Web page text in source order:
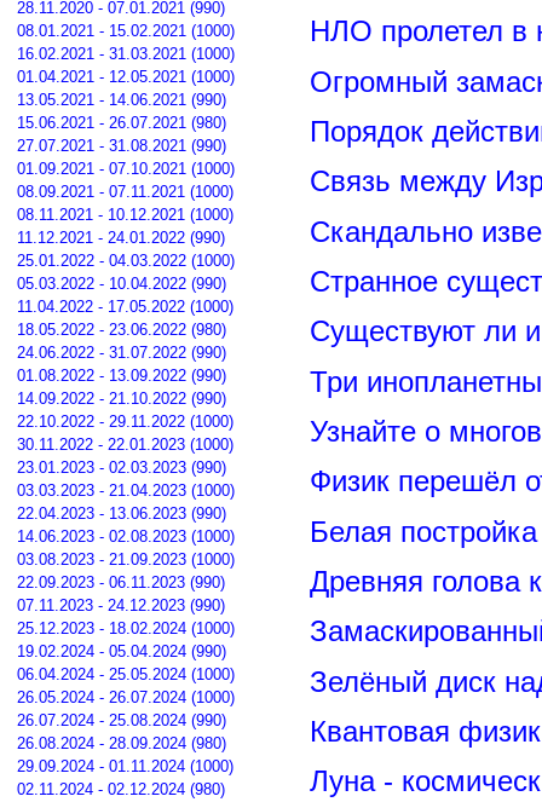
28.11.2020 - 07.01.2021 (990)
08.01.2021 - 15.02.2021 (1000)
16.02.2021 - 31.03.2021 (1000)
01.04.2021 - 12.05.2021 (1000)
13.05.2021 - 14.06.2021 (990)
15.06.2021 - 26.07.2021 (980)
27.07.2021 - 31.08.2021 (990)
01.09.2021 - 07.10.2021 (1000)
08.09.2021 - 07.11.2021 (1000)
08.11.2021 - 10.12.2021 (1000)
11.12.2021 - 24.01.2022 (990)
25.01.2022 - 04.03.2022 (1000)
05.03.2022 - 10.04.2022 (990)
11.04.2022 - 17.05.2022 (1000)
18.05.2022 - 23.06.2022 (980)
24.06.2022 - 31.07.2022 (990)
01.08.2022 - 13.09.2022 (990)
14.09.2022 - 21.10.2022 (990)
22.10.2022 - 29.11.2022 (1000)
30.11.2022 - 22.01.2023 (1000)
23.01.2023 - 02.03.2023 (990)
03.03.2023 - 21.04.2023 (1000)
22.04.2023 - 13.06.2023 (990)
14.06.2023 - 02.08.2023 (1000)
03.08.2023 - 21.09.2023 (1000)
22.09.2023 - 06.11.2023 (990)
07.11.2023 - 24.12.2023 (990)
25.12.2023 - 18.02.2024 (1000)
19.02.2024 - 05.04.2024 (990)
06.04.2024 - 25.05.2024 (1000)
26.05.2024 - 26.07.2024 (1000)
26.07.2024 - 25.08.2024 (990)
26.08.2024 - 28.09.2024 (980)
29.09.2024 - 01.11.2024 (1000)
02.11.2024 - 02.12.2024 (980)
НЛО пролетел в
Огромный
Порядок
Связь между
Скандально
Странное
Существуют ли
Три
Узнайте о
Физик перешёл
Белая
Древняя голова
Зелёный диск
Квантовая
Луна -